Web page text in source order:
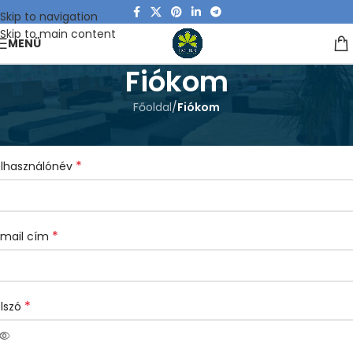
Skip to navigation
Skip to main content
MENÜ
Fiókom
Főoldal/Fiókom
*
cím *
*